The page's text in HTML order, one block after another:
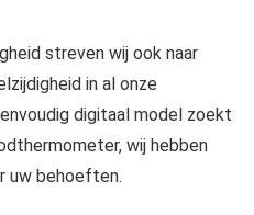
streven wij ook naar
in al onze
digitaal model zoekt
wij hebben
uw behoeften.